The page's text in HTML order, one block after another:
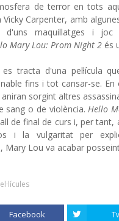
de terror en tots
Vicky Carpenter, amb
d'uns maquillatges i joc
Mary Lou: Prom Night 2 és
tracta d'una pel·lícula
fins i tot cansar-se.
sorgint altres
sang o de violència. Hello
de final de curs i, per tant,
i la vulgaritat per
Mary Lou va acabar
Facebook